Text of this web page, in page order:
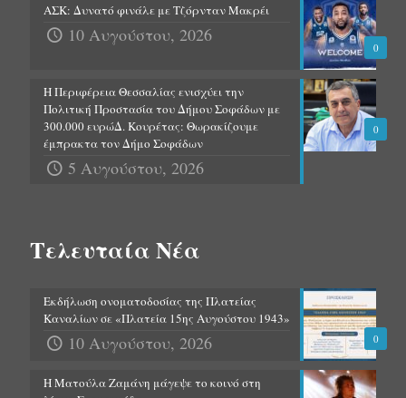
0
ΑΣΚ: Δυνατό φινάλε με Τζόρνταν Μακρέι
10 Αυγούστου, 2026
0
Η Περιφέρεια Θεσσαλίας ενισχύει την
Πολιτική Προστασία του Δήμου Σοφάδων με
300.000 ευρώΔ. Κουρέτας: Θωρακίζουμε
έμπρακτα τον Δήμο Σοφάδων
5 Αυγούστου, 2026
Τελευταία Νέα
0
Εκδήλωση ονοματοδοσίας της Πλατείας
Καναλίων σε «Πλατεία 15ης Αυγούστου 1943»
10 Αυγούστου, 2026
Η Ματούλα Ζαμάνη μάγεψε το κοινό στη